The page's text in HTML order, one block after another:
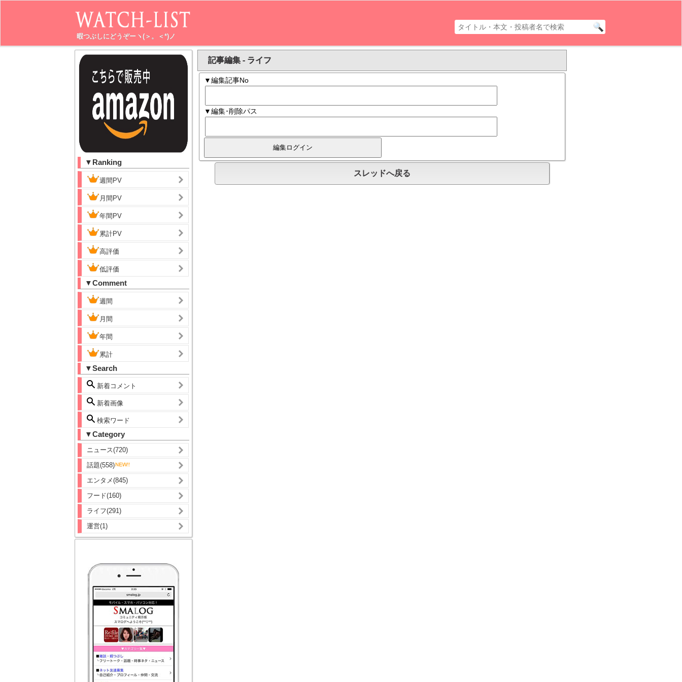
暇つぶしにどうぞーヽ(＞。＜*)ノ
▼Ranking
週間PV
月間PV
年間PV
累計PV
高評価
低評価
▼Comment
週間
月間
年間
累計
▼Search
新着コメント
新着画像
検索ワード
▼Category
ニュース(720)
話題(558)
エンタメ(845)
フード(160)
ライフ(291)
運営(1)
記事編集 - ライフ
▼編集記事No
▼編集･削除パス
スレッドへ戻る